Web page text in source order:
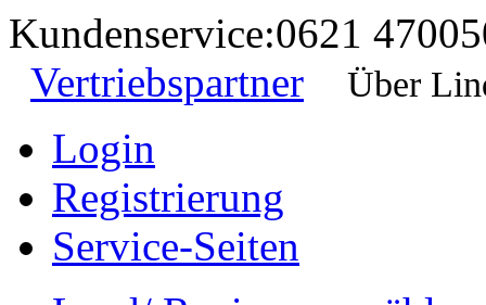
Kundenservice:0621
Vertriebspartner
Über
Login
Registrierung
Service-Seiten